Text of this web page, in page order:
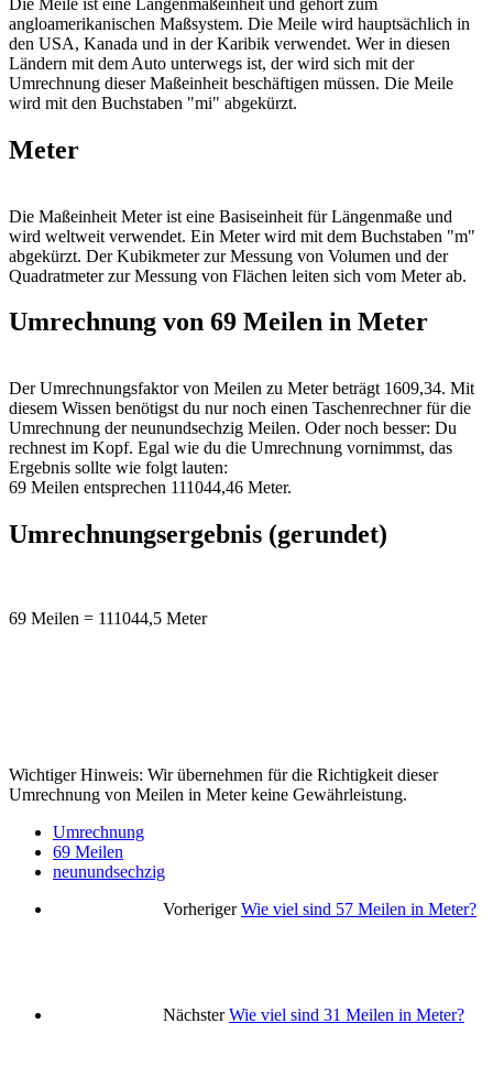
angloamerikanischen Maßsystem. Die Meile wird hauptsächlich in
den USA, Kanada und in der Karibik verwendet. Wer in diesen
Ländern mit dem Auto unterwegs ist, der wird sich mit der
Umrechnung dieser Maßeinheit beschäftigen müssen. Die Meile
wird mit den Buchstaben "mi" abgekürzt.
Meter
Die Maßeinheit Meter ist eine Basiseinheit für Längenmaße und
wird weltweit verwendet. Ein Meter wird mit dem Buchstaben "m"
abgekürzt. Der Kubikmeter zur Messung von Volumen und der
Quadratmeter zur Messung von Flächen leiten sich vom Meter ab.
Umrechnung von 69 Meilen in Meter
Der Umrechnungsfaktor von Meilen zu Meter beträgt 1609,34. Mit
diesem Wissen benötigst du nur noch einen Taschenrechner für die
Umrechnung der neunundsechzig Meilen. Oder noch besser: Du
rechnest im Kopf. Egal wie du die Umrechnung vornimmst, das
Ergebnis sollte wie folgt lauten:
69 Meilen entsprechen 111044,46 Meter.
Umrechnungsergebnis (gerundet)
69 Meilen = 111044,5 Meter
Wichtiger Hinweis: Wir übernehmen für die Richtigkeit dieser
Umrechnung von Meilen in Meter keine Gewährleistung.
Umrechnung
69 Meilen
neunundsechzig
Vorheriger Wie viel sind 57 Meilen in Meter?
Nächster Wie viel sind 31 Meilen in Meter?